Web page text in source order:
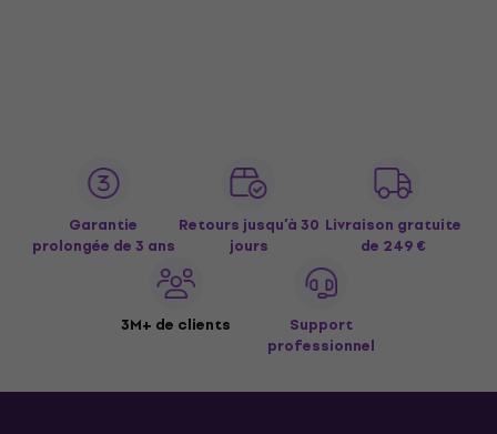
Garantie
prolongée de 3 ans
Retours jusqu’à 30
jours
Livraison gratuite
de 249 €
3M+ de clients
Support
professionnel